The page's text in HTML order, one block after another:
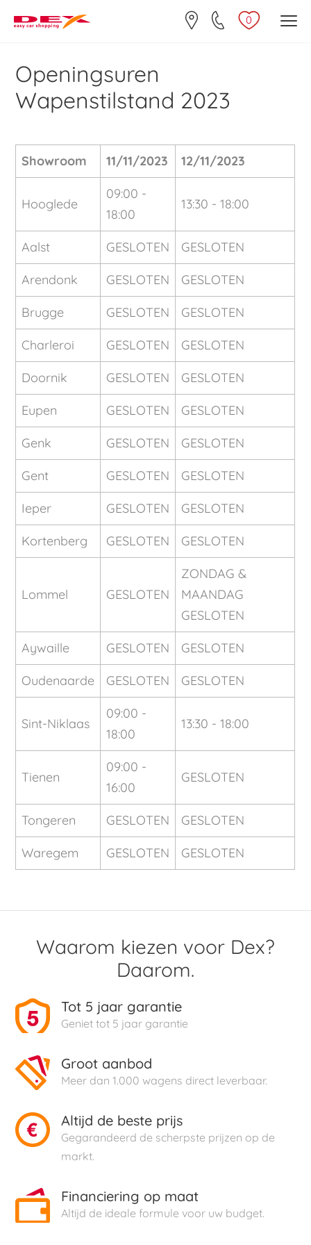
0
Openingsuren
Wapenstilstand 2023
Showroom 11/11/2023 12/11/2023
Hooglede
09:00 -
18:00
13:30 - 18:00
Aalst GESLOTEN GESLOTEN
Arendonk GESLOTEN GESLOTEN
Brugge GESLOTEN GESLOTEN
Charleroi GESLOTEN GESLOTEN
Doornik GESLOTEN GESLOTEN
Eupen GESLOTEN GESLOTEN
Genk GESLOTEN GESLOTEN
Gent GESLOTEN GESLOTEN
Ieper GESLOTEN GESLOTEN
Kortenberg GESLOTEN GESLOTEN
Lommel GESLOTEN
ZONDAG &
MAANDAG
GESLOTEN
Aywaille GESLOTEN GESLOTEN
Oudenaarde GESLOTEN GESLOTEN
Sint-Niklaas
09:00 -
18:00
13:30 - 18:00
Tienen
09:00 -
16:00
GESLOTEN
Tongeren GESLOTEN GESLOTEN
Waregem GESLOTEN GESLOTEN
Waarom kiezen voor Dex?
Daarom.
Tot 5 jaar garantie
Geniet tot 5 jaar garantie
Groot aanbod
Meer dan 1.000 wagens direct leverbaar.
Altijd de beste prijs
Gegarandeerd de scherpste prijzen op de
markt.
Financiering op maat
Altijd de ideale formule voor uw budget.